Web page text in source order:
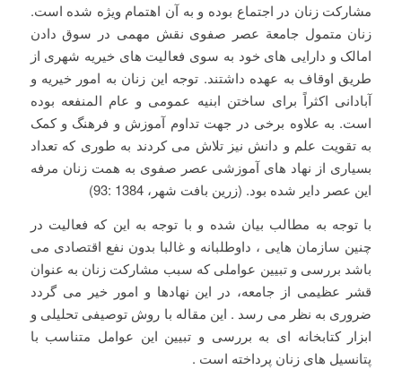
مشارکت زنان در اجتماع بوده و به آن اهتمام ویژه شده است.
زنان متمول جامعة عصر صفوی نقش مهمی در سوق دادن
امالک و دارایی های خود به سوی فعالیت های خیریه شهری از
طریق اوقاف به عهده داشتند. توجه این زنان به امور خیریه و
آبادانی اکثراً برای ساختن ابنیه عمومی و عام المنفعه بوده
است. به علاوه برخی در جهت تداوم آموزش و فرهنگ و کمک
به تقویت علم و دانش نیز تلاش می کردند به طوری که تعداد
بسیاری از نهاد های آموزشی عصر صفوی به همت زنان مرفه
این عصر دایر شده بود. (زرین بافت شهر، 1384 :93)
با توجه به مطالب بیان شده و با توجه به این که فعالیت در
چنین سازمان هایی ، داوطلبانه و غالبا بدون نفع اقتصادی می
باشد بررسی و تبیین عواملی که سبب مشارکت زنان به عنوان
قشر عظیمی از جامعه، در این نهادها و امور خیر می گردد
ضروری به نظر می رسد . این مقاله با روش توصیفی تحلیلی و
ابزار کتابخانه ای به بررسی و تبیین این عوامل متناسب با
پتانسیل های زنان پرداخته است .